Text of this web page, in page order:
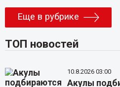
Еще в рубрике
ТОП новостей
10.8.2026 03:00
Акулы